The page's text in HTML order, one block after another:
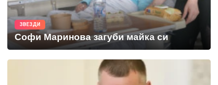
ЗВЕЗДИ
Софи Маринова загуби майка си